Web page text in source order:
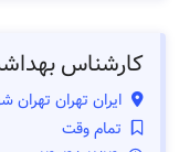
کارشناس بهداشت
ایران تهران تهران
تمام وقت